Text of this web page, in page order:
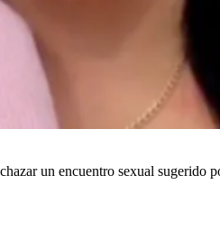
un encuentro sexual sugerido